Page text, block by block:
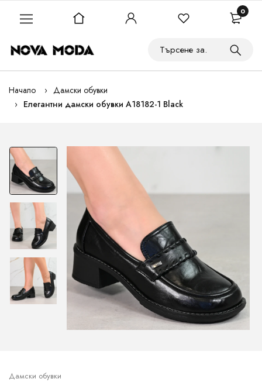
Начало
Дамски обувки
Елегантни дамски обувки A18182-1 Black
Дамски обувки
0